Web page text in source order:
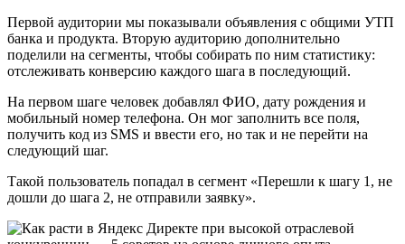
Первой аудитории мы показывали объявления с общими УТП
банка и продукта. Вторую аудиторию дополнительно
поделили на сегменты, чтобы собирать по ним статистику:
отслеживать конверсию каждого шага в последующий.
На первом шаге человек добавлял ФИО, дату рождения и
мобильный номер телефона. Он мог заполнить все поля,
получить код из SMS и ввести его, но так и не перейти на
следующий шаг.
Такой пользователь попадал в сегмент «Перешли к шагу 1, не
дошли до шага 2, не отправили заявку».